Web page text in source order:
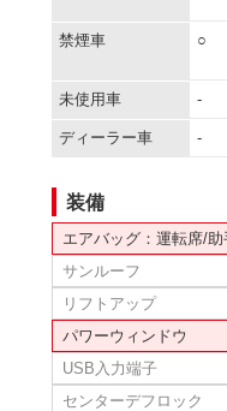
禁煙車 ○
未使用車 -
ディーラー車 -
装備
エアバッグ：運転席/助
サンルーフ
リフトアップ
パワーウィンドウ
USB入力端子
センターデフロック